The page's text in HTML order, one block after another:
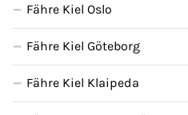
Fähre Kiel Oslo
Fähre Kiel Göteborg
Fähre Kiel Klaipeda